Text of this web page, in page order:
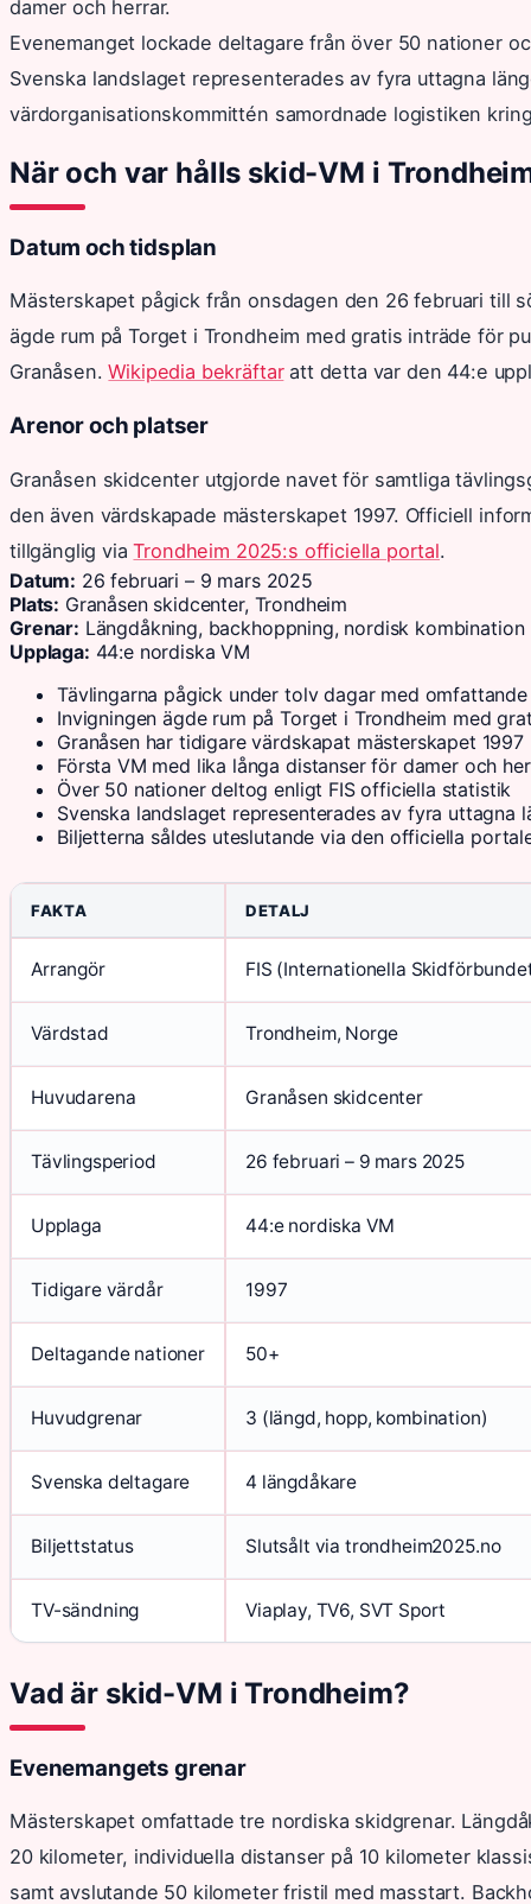
damer och herrar.
Evenemanget lockade deltagare från över 50 nationer
Svenska landslaget representerades av fyra uttagna
värdorganisationskommittén samordnade logistiken
När och var hålls skid-VM i
Datum och tidsplan
Mästerskapet pågick från onsdagen den 26 februari till
ägde rum på Torget i Trondheim med gratis inträde för
Granåsen.Wikipedia bekräftaratt detta var den 44:e
Arenor och platser
Granåsen skidcenter utgjorde navet för samtliga
den även värdskapade mästerskapet 1997. Officiell
tillgänglig viaTrondheim 2025:s officiella portal.
Datum: 26 februari – 9 mars 2025
Plats: Granåsen skidcenter, Trondheim
Grenar: Längdåkning, backhoppning, nordisk kombination
Upplaga: 44:e nordiska VM
Tävlingarna pågick under tolv dagar med
Invigningen ägde rum på Torget i Trondheim med
Granåsen har tidigare värdskapat mästerskapet 1997
Första VM med lika långa distanser för damer och
Över 50 nationer deltog enligt FIS officiella statistik
Svenska landslaget representerades av fyra uttagna
Biljetterna såldes uteslutande via den officiella
FAKTA DETALJ
Arrangör FIS (Internationella
Värdstad Trondheim, Norge
Huvudarena Granåsen skidcenter
Tävlingsperiod 26 februari – 9 mars 2025
Upplaga 44:e nordiska VM
Tidigare värdår 1997
Deltagande nationer 50+
Huvudgrenar 3 (längd, hopp, kombination)
Svenska deltagare 4 längdåkare
Biljettstatus Slutsålt via trondheim2025.no
TV-sändning Viaplay, TV6, SVT Sport
Vad är skid-VM i Trondheim?
Evenemangets grenar
Mästerskapet omfattade tre nordiska skidgrenar.
20 kilometer, individuella distanser på 10 kilometer
samt avslutande 50 kilometer fristil med masstart.